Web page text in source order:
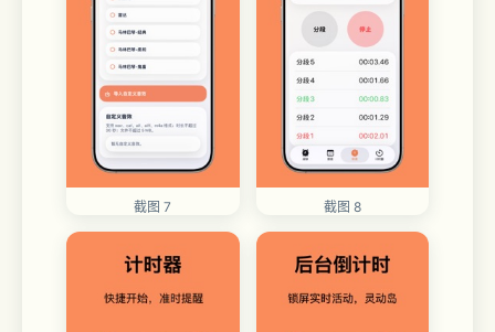
截图 7 截图 8